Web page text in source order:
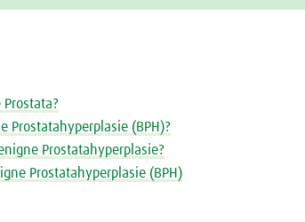
Prostatahyperplasie (BPH)?
Prostatahyperplasie?
Prostatahyperplasie (BPH)